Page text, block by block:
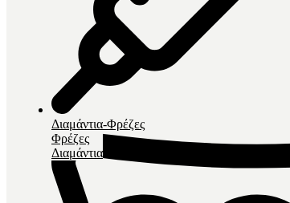
Διαμάντια-Φρέζες
Φρέζες
Διαμάντια